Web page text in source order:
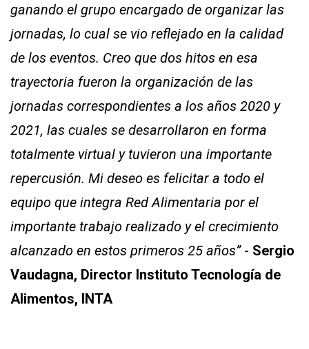
ganando el grupo encargado de organizar las
jornadas, lo cual se vio reflejado en la calidad
de los eventos. Creo que dos hitos en esa
trayectoria fueron la organización de las
jornadas correspondientes a los años 2020 y
2021, las cuales se desarrollaron en forma
totalmente virtual y tuvieron una importante
repercusión. Mi deseo es felicitar a todo el
equipo que integra Red Alimentaria por el
importante trabajo realizado y el crecimiento
alcanzado en estos primeros 25 años” - Sergio
Vaudagna, Director Instituto Tecnología de
Alimentos, INTA